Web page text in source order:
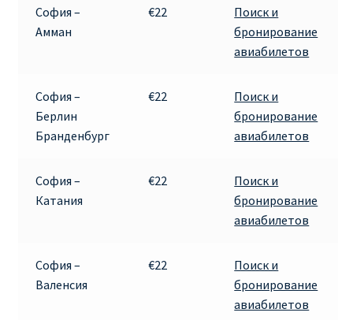
София –
Амман
€22
Поиск и
бронирование
авиабилетов
София –
Берлин
Бранденбург
€22
Поиск и
бронирование
авиабилетов
София –
Катания
€22
Поиск и
бронирование
авиабилетов
София –
Валенсия
€22
Поиск и
бронирование
авиабилетов